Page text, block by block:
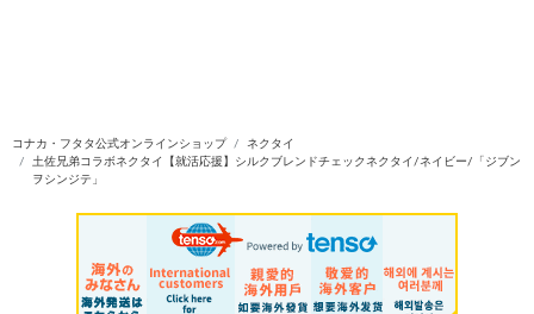
コナカ・フタタ公式オンラインショップ
ネクタイ
土佐兄弟コラボネクタイ【就活応援】シルクブレンドチェックネクタイ/ネイビー/「ジブン
ヲシンジテ」